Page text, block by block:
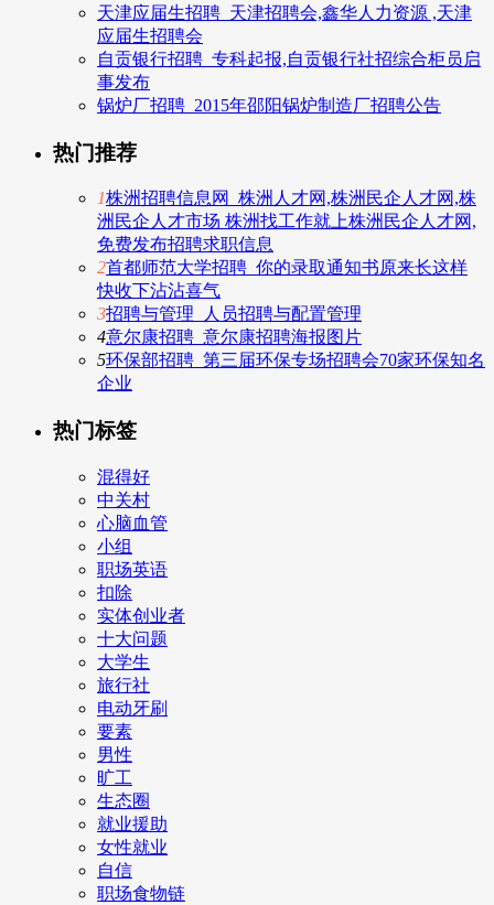
天津应届生招聘_天津招聘会,鑫华人力资源 ,天津
应届生招聘会
自贡银行招聘_专科起报,自贡银行社招综合柜员启
事发布
锅炉厂招聘_2015年邵阳锅炉制造厂招聘公告
热门推荐
1株洲招聘信息网_株洲人才网,株洲民企人才网,株
洲民企人才市场 株洲找工作就上株洲民企人才网,
免费发布招聘求职信息
2首都师范大学招聘_你的录取通知书原来长这样
快收下沾沾喜气
3招聘与管理_人员招聘与配置管理
4意尔康招聘_意尔康招聘海报图片
5环保部招聘_第三届环保专场招聘会70家环保知名
企业
热门标签
混得好
中关村
心脑血管
小组
职场英语
扣除
实体创业者
十大问题
大学生
旅行社
电动牙刷
要素
男性
旷工
生态圈
就业援助
女性就业
自信
职场食物链